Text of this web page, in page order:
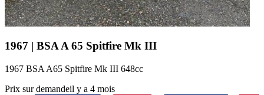
1967 | BSA A 65 Spitfire Mk III
1967 BSA A65 Spitfire Mk III 648cc
Prix sur demandeil y a 4 mois